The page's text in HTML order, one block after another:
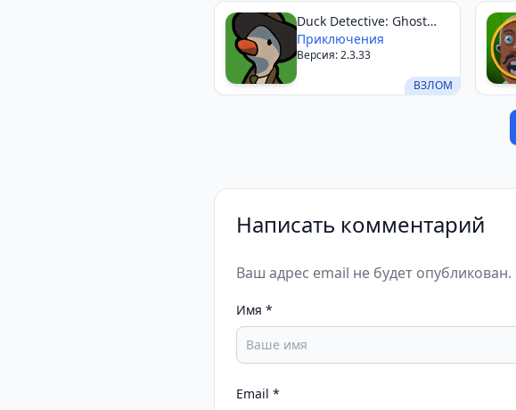
ВЗЛОМ
Duck Detective: Ghost
Glamping
Приключения
Версия: 2.3.33
Написать комментарий
Ваш адрес email не будет
Имя *
Email *